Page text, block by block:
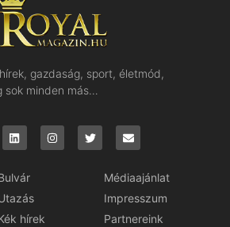
gazdaság, sport, életmód,
sok minden más…
hírek
Médiaajánlat
Impresszum
Partnereink